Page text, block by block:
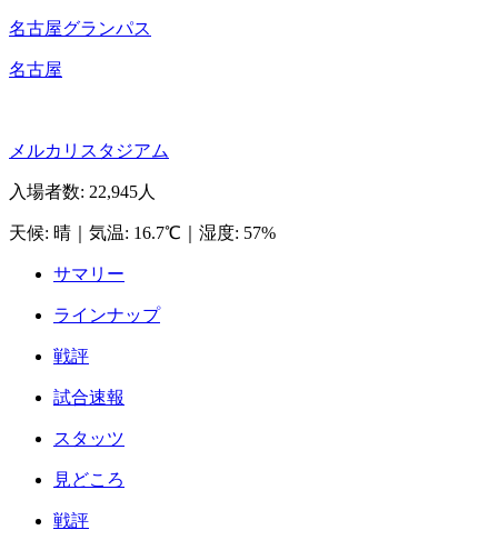
名古屋グランパス
名古屋
メルカリスタジアム
入場者数: 22,945人
天候: 晴 気温: 16.7℃ 湿度: 57%
サマリー
ラインナップ
戦評
試合速報
スタッツ
見どころ
戦評